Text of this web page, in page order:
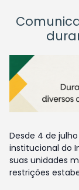
Desde 4 de
institucional do
suas unidades
restrições